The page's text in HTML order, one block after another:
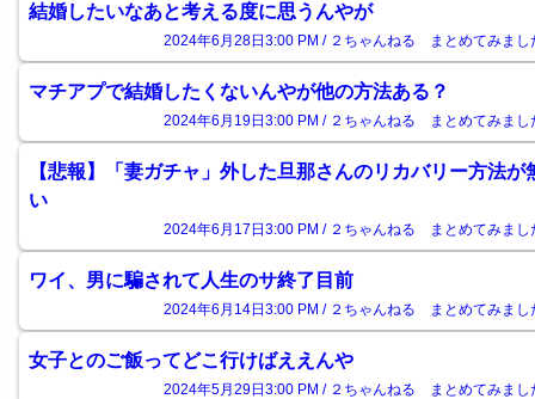
結婚したいなあと考える度に思うんやが
2024年6月28日3:00 PM / ２ちゃんねる まとめてみまし
マチアプで結婚したくないんやが他の方法ある？
2024年6月19日3:00 PM / ２ちゃんねる まとめてみまし
【悲報】「妻ガチャ」外した旦那さんのリカバリー方法が
い
2024年6月17日3:00 PM / ２ちゃんねる まとめてみまし
ワイ、男に騙されて人生のサ終了目前
2024年6月14日3:00 PM / ２ちゃんねる まとめてみまし
女子とのご飯ってどこ行けばええんや
2024年5月29日3:00 PM / ２ちゃんねる まとめてみまし